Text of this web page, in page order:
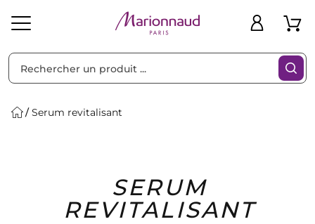
Homme Marques Idées
Cadeaux
Serum revitalisant
SERUM
REVITALISANT
Filtres